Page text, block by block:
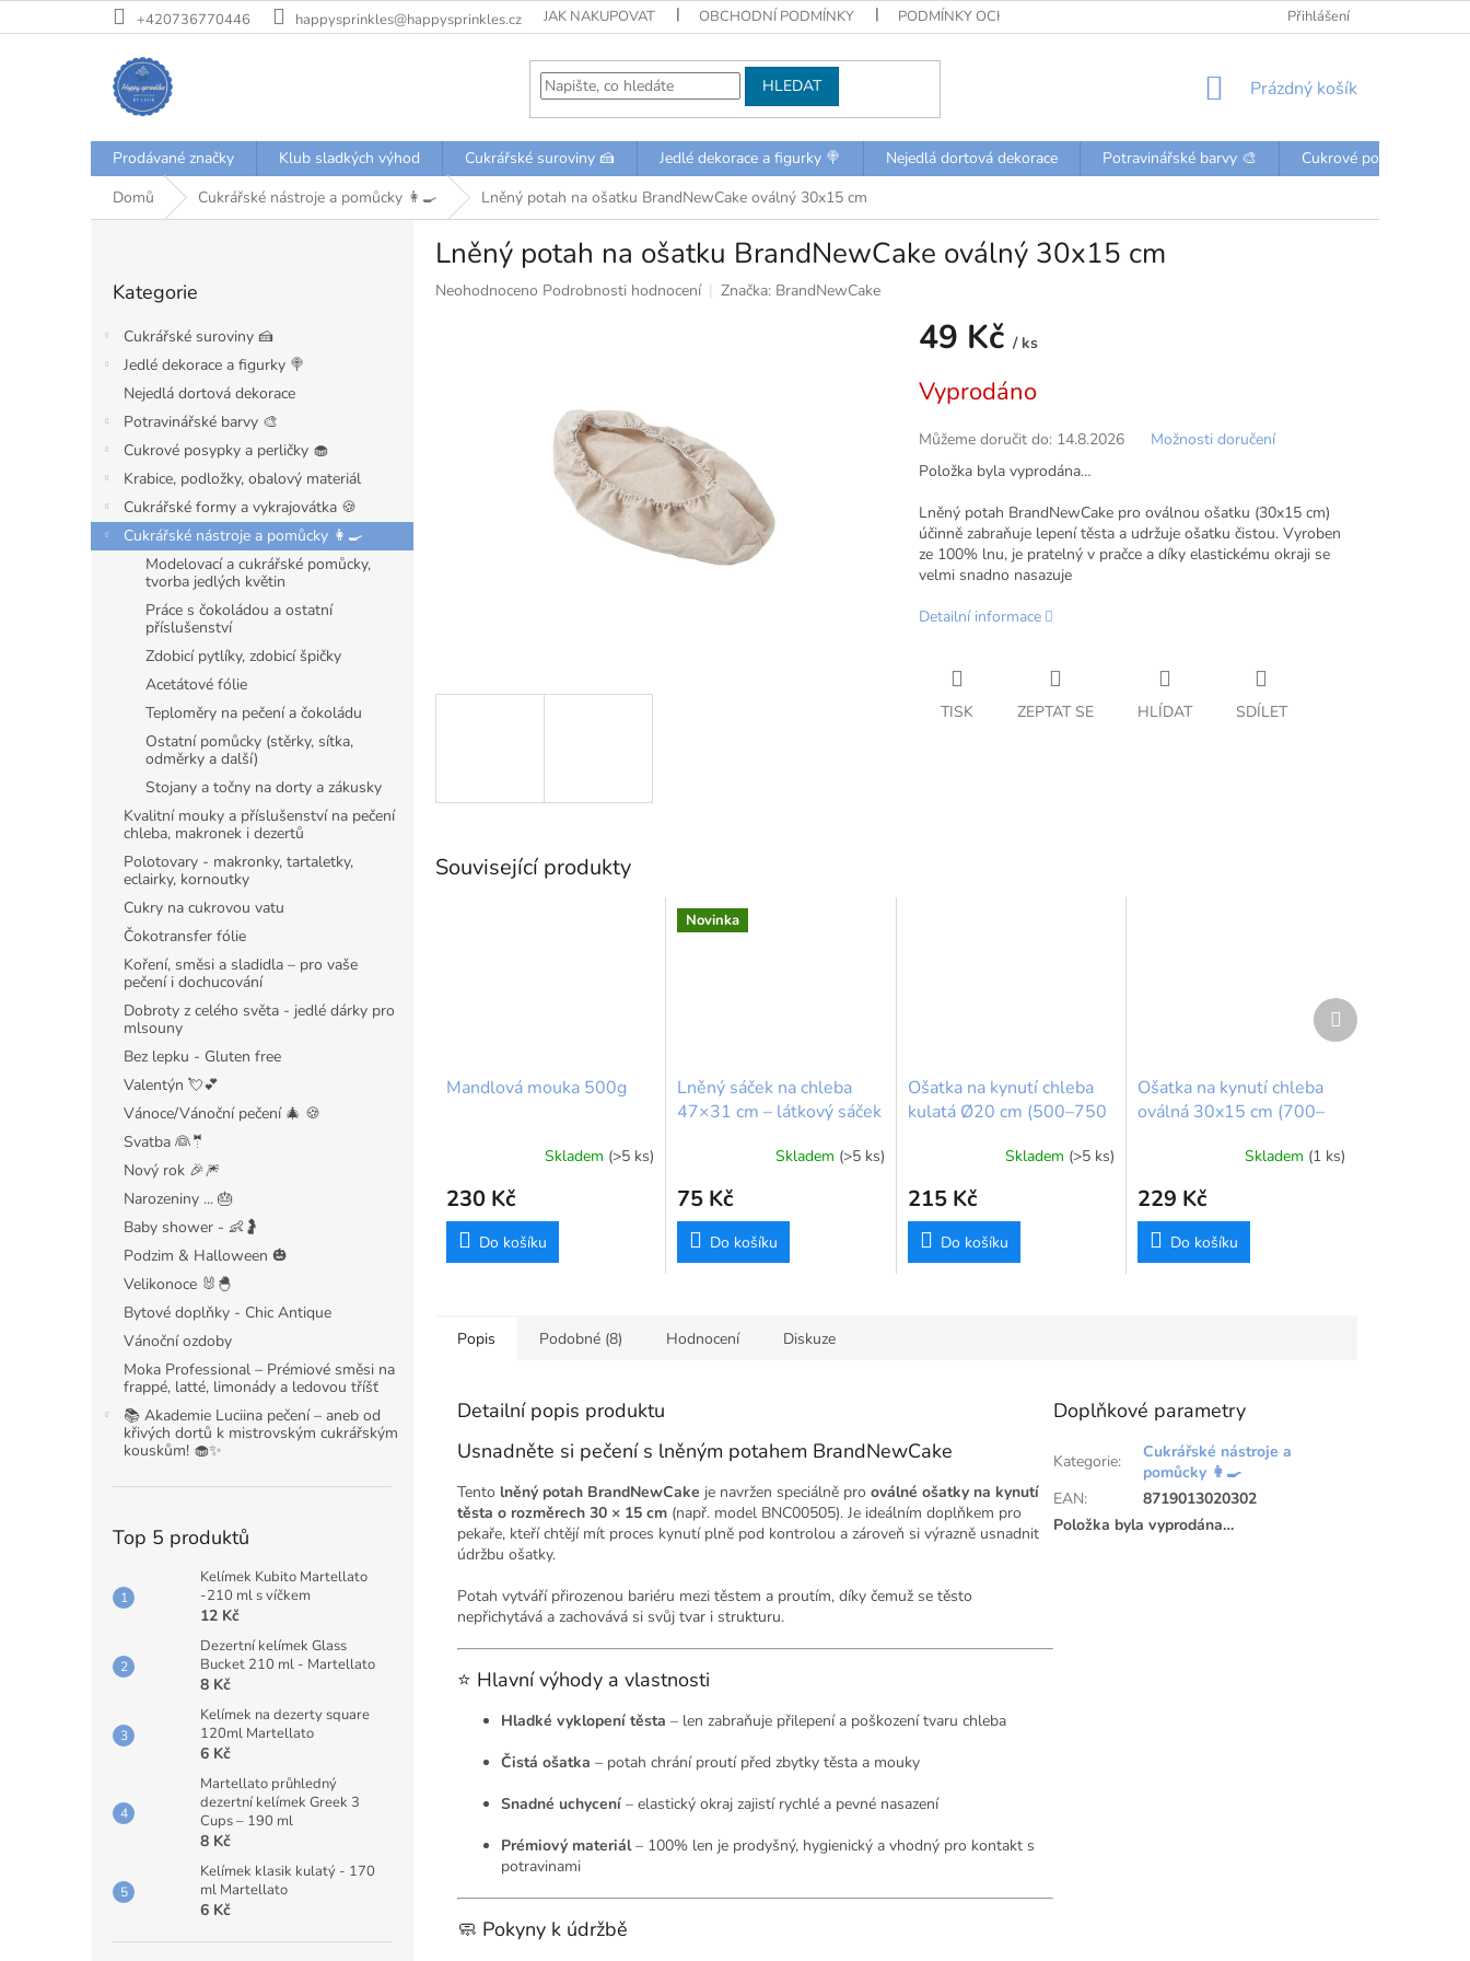
na
+420736770446 happysprinkles@happysprinkles.cz JAK NAKUPOVAT OBCHODNÍ PODMÍNKY PODMÍNKY OCHRANY OSOBNÍCH ÚDAJŮ KONTAKTYPřihlášení
HLEDAT
NÁKUPNÍ
Prázdný košík
Prodávané značky Klub sladkých výhod Cukrářské suroviny 🍰 Jedlé dekorace a figurky 🍭 Nejedlá dortová dekorace Potravinářské barvy 🎨
Cukrové posypky a
Domů
Cukrářské nástroje a pomůcky 👩‍🍳 Lněný potah na ošatku BrandNewCake oválný 30x15 cm
e
l
kategorie
Kategorie
Cukrářské suroviny 🍰
Jedlé dekorace a figurky 🍭
Nejedlá dortová dekorace
Potravinářské barvy 🎨
Cukrové posypky a perličky 🧁
Krabice, podložky, obalový materiál
Cukrářské formy a vykrajovátka 🍪
Cukrářské nástroje a pomůcky 👩‍🍳
Modelovací a cukrářské pomůcky,
tvorba jedlých květin
Práce s čokoládou a ostatní
příslušenství
Zdobicí pytlíky, zdobicí špičky
Acetátové fólie
Teploměry na pečení a čokoládu
Ostatní pomůcky (stěrky, sítka,
odměrky a další)
Stojany a točny na dorty a zákusky
Kvalitní mouky a příslušenství na pečení
chleba, makronek i dezertů
Polotovary - makronky, tartaletky,
eclairky, kornoutky
Cukry na cukrovou vatu
Čokotransfer fólie
Koření, směsi a sladidla – pro vaše
pečení i dochucování
Dobroty z celého světa - jedlé dárky pro
mlsouny
Bez lepku - Gluten free
Valentýn 💘💕
Vánoce/Vánoční pečení 🎄 🍪
Svatba 👰🤵
Nový rok 🎉🎆
Narozeniny ... 🎂
Baby shower - 👶🤰
Podzim & Halloween 🎃
Velikonoce 🐰🐣
Bytové doplňky - Chic Antique
Vánoční ozdoby
Moka Professional – Prémiové směsi na
frappé, latté, limonády a ledovou tříšť
📚 Akademie Luciina pečení – aneb od
křivých dortů k mistrovským cukrářským
kouskům! 🧁✨
Top 5 produktů
Kelímek Kubito Martellato
-210 ml s víčkem
12 Kč
Dezertní kelímek Glass
Bucket 210 ml - Martellato
8 Kč
Kelímek na dezerty square
120ml Martellato
6 Kč
Martellato průhledný
dezertní kelímek Greek 3
Cups – 190 ml
8 Kč
Kelímek klasik kulatý - 170
ml Martellato
6 Kč
Lněný potah na ošatku BrandNewCake oválný 30x15 cm
Průměrné
Neohodnoceno Podrobnosti hodnocení Značka: BrandNewCake
49 Kč / ks
cena:
Vyprodáno
Můžeme doručit do: 14.8.2026
Možnosti doručení
Položka byla vyprodána…
Lněný potah BrandNewCake pro oválnou ošatku (30x15 cm)
účinně zabraňuje lepení těsta a udržuje ošatku čistou. Vyroben
ze 100% lnu, je pratelný v pračce a díky elastickému okraji se
velmi snadno nasazuje
Detailní informace
TISK ZEPTAT SE HLÍDAT SDÍLET
Související produkty
Mandlová mouka 500g
produktu
je
5,0
z
Skladem (>5 ks)
230 Kč
Do košíku
Novinka
Lněný sáček na chleba
47×31 cm – látkový sáček
BrandNewCakeSkladem (>5 ks)
75 Kč
Do košíku
Ošatka na kynutí chleba
kulatá Ø20 cm (500–750
Skladem (>5 ks)
215 Kč
Do košíku
Ošatka na kynutí chleba
oválná 30x15 cm (700–
Skladem (1 ks)
229 Kč
Do košíku
Další
produkt
Popis Podobné (8) Hodnocení Diskuze
Detailní popis produktu
Usnadněte si pečení s lněným potahem BrandNewCake
Tento lněný potah BrandNewCake je navržen speciálně pro oválné ošatky na kynutí
těsta o rozměrech 30 × 15 cm (např. model BNC00505). Je ideálním doplňkem pro
pekaře, kteří chtějí mít proces kynutí plně pod kontrolou a zároveň si výrazně usnadnit
údržbu ošatky.
Potah vytváří přirozenou bariéru mezi těstem a proutím, díky čemuž se těsto
nepřichytává a zachovává si svůj tvar i strukturu.
⭐ Hlavní výhody a vlastnosti
Hladké vyklopení těsta – len zabraňuje přilepení a poškození tvaru chleba
Čistá ošatka – potah chrání proutí před zbytky těsta a mouky
Snadné uchycení – elastický okraj zajistí rychlé a pevné nasazení
Prémiový materiál– 100% len je prodyšný, hygienický a vhodný pro kontakt s
potravinami
🧼 Pokyny k údržbě
Doplňkové parametry
Kategorie:
Cukrářské nástroje a
pomůcky 👩‍🍳
EAN:
8719013020302
Položka byla vyprodána…